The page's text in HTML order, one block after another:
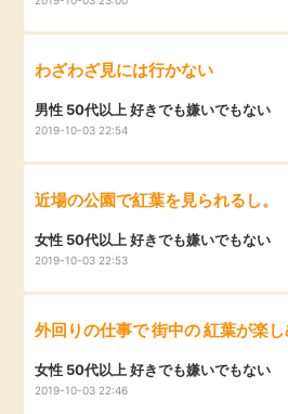
わざわざ見には行かない
男性 50代以上 好きでも嫌いでもない
2019-10-03 22:54
近場の公園で紅葉を見られるし。
女性 50代以上 好きでも嫌いでもない
2019-10-03 22:53
外回りの仕事で 街中の 紅葉が楽
女性 50代以上 好きでも嫌いでもない
2019-10-03 22:46